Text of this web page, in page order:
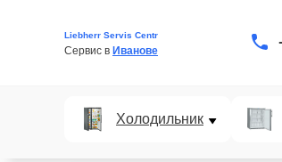
Liebherr Servis Centr
Сервис в Иванове
Холодильник